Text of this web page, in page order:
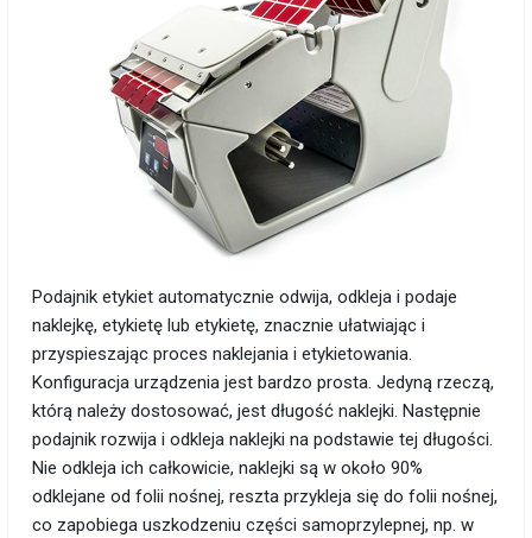
Podajnik etykiet automatycznie odwija, odkleja i podaje
naklejkę, etykietę lub etykietę, znacznie ułatwiając i
przyspieszając proces naklejania i etykietowania.
Konfiguracja urządzenia jest bardzo prosta. Jedyną rzeczą,
którą należy dostosować, jest długość naklejki. Następnie
podajnik rozwija i odkleja naklejki na podstawie tej długości.
Nie odkleja ich całkowicie, naklejki są w około 90%
odklejane od folii nośnej, reszta przykleja się do folii nośnej,
co zapobiega uszkodzeniu części samoprzylepnej, np. w